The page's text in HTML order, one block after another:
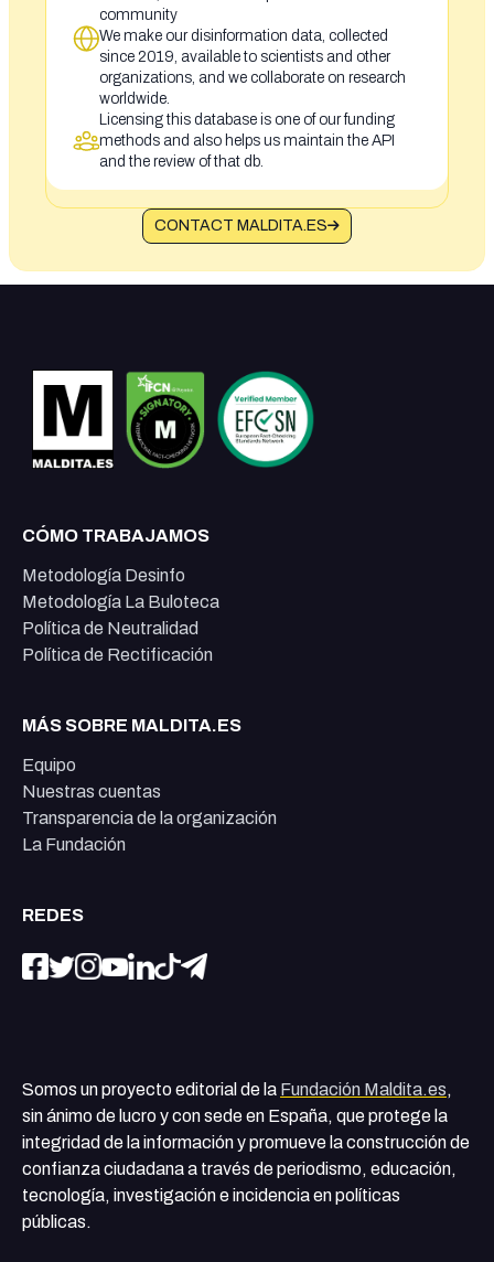
community
We make our disinformation data, collected
since 2019, available to scientists and other
organizations, and we collaborate on research
worldwide.
Licensing this database is one of our funding
methods and also helps us maintain the API
and the review of that db.
CONTACT MALDITA.ES
CÓMO TRABAJAMOS
Metodología Desinfo
Metodología La Buloteca
Política de Neutralidad
Política de Rectificación
MÁS SOBRE MALDITA.ES
Equipo
Nuestras cuentas
Transparencia de la organización
La Fundación
REDES
Somos un proyecto editorial de la Fundación Maldita.es,
sin ánimo de lucro y con sede en España, que protege la
integridad de la información y promueve la construcción de
confianza ciudadana a través de periodismo, educación,
tecnología, investigación e incidencia en políticas
públicas.